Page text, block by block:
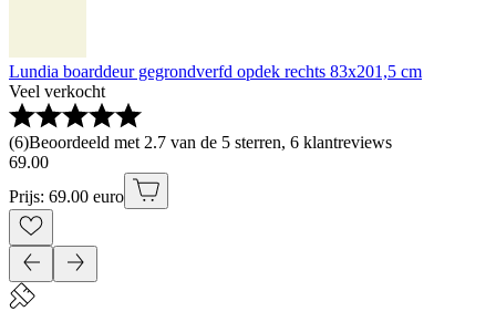
Lundia boarddeur gegrondverfd opdek rechts 83x201,5 cm
Veel verkocht
(6)Beoordeeld met 2.7 van de 5 sterren, 6 klantreviews
69.00
Prijs: 69.00 euro